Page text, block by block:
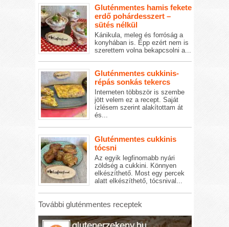
Gluténmentes hamis fekete
erdő pohárdesszert –
sütés nélkül
Kánikula, meleg és forróság a
konyhában is. Épp ezért nem is
szerettem volna bekapcsolni a...
Gluténmentes cukkinis-
répás sonkás tekercs
Interneten többször is szembe
jött velem ez a recept. Saját
ízlésem szerint alakítottam át
és...
Gluténmentes cukkinis
tócsni
Az egyik legfinomabb nyári
zöldség a cukkini. Könnyen
elkészíthető. Most egy percek
alatt elkészíthető, tócsnival...
További gluténmentes receptek